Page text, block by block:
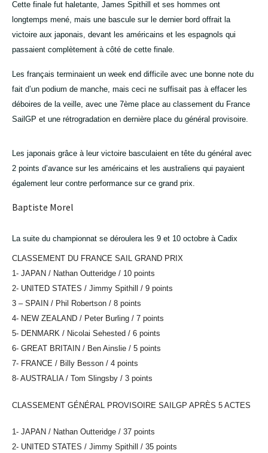
Cette finale fut haletante, James Spithill et ses hommes ont
longtemps mené, mais une bascule sur le dernier bord offrait la
victoire aux japonais, devant les américains et les espagnols qui
passaient complètement à côté de cette finale.
Les français terminaient un week end difficile avec une bonne note du
fait d’un podium de manche, mais ceci ne suffisait pas à effacer les
déboires de la veille, avec une 7ème place au classement du France
SailGP et une rétrogradation en dernière place du général provisoire.
Les japonais grâce à leur victoire basculaient en tête du général avec
2 points d’avance sur les américains et les australiens qui payaient
également leur contre performance sur ce grand prix.
Baptiste Morel
La suite du championnat se déroulera les 9 et 10 octobre à Cadix
CLASSEMENT DU FRANCE SAIL GRAND PRIX
1- JAPAN / Nathan Outteridge / 10 points
2- UNITED STATES / Jimmy Spithill / 9 points
3 – SPAIN / Phil Robertson / 8 points
4- NEW ZEALAND / Peter Burling / 7 points
5- DENMARK / Nicolai Sehested / 6 points
6- GREAT BRITAIN / Ben Ainslie / 5 points
7- FRANCE / Billy Besson / 4 points
8- AUSTRALIA / Tom Slingsby / 3 points
CLASSEMENT GÉNÉRAL PROVISOIRE SAILGP APRÈS 5 ACTES
1- JAPAN / Nathan Outteridge / 37 points
2- UNITED STATES / Jimmy Spithill / 35 points